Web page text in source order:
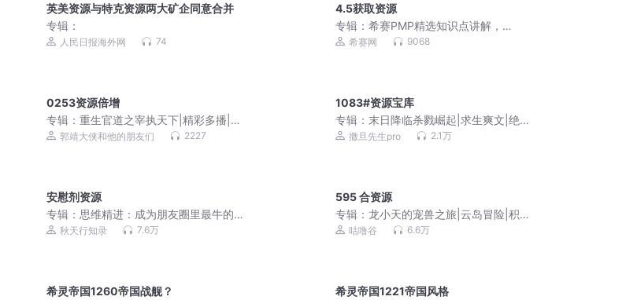
英美资源与特克资源两大矿企同意合并
专辑：
人民日报海外网 74
4.5获取资源
专辑：希赛PMP精选知识点讲解，
PMP2021版音频讲解
希赛网 9068
0253资源倍增
专辑：重生官道之宰执天下|精彩多播|喋
血官场|郭靖大侠播
郭靖大侠和他的朋友们 2227
1083#资源宝库
专辑：末日降临杀戮崛起|求生爽文|绝不
圣母|多人有声剧
撒旦先生pro 2.1万
安慰剂资源
专辑： 思维精进：成为朋友圈里最牛的
人 秋天行知录 7.6万
595 合资源
专辑：龙小天的宠兽之旅|云岛冒险|积极
努力咕噜谷 6.6万
希灵帝国1260帝国战舰？
希灵帝国1221帝国风格